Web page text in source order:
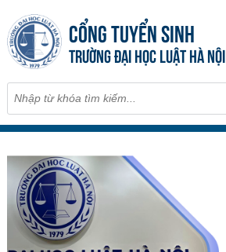
CỔNG TUYỂN SINH
TRƯỜNG ĐẠI HỌC LUẬT HÀ NỘI